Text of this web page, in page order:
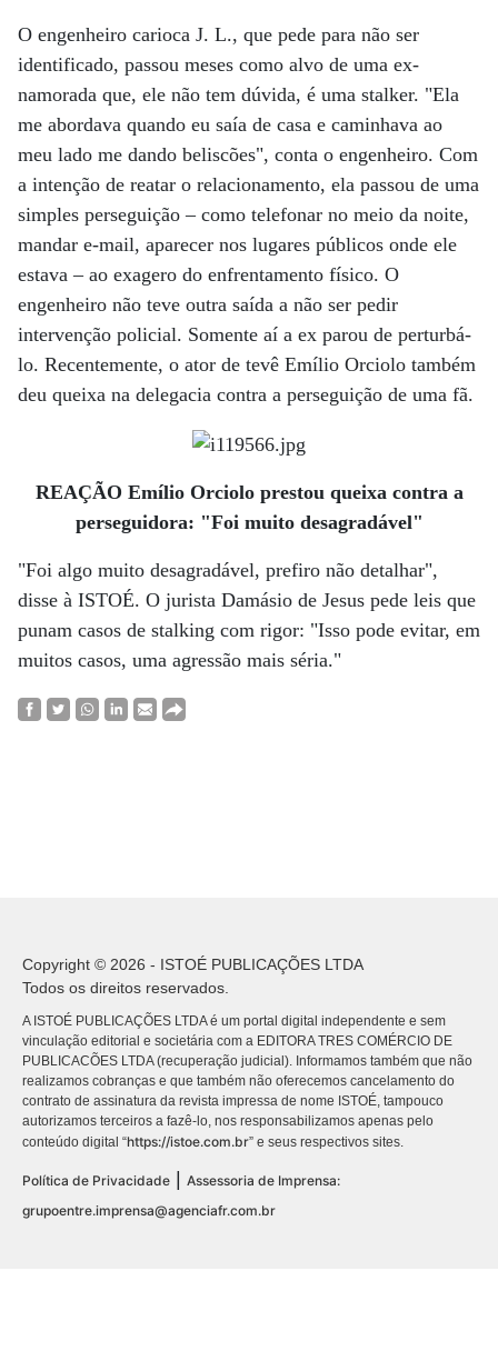
O engenheiro carioca J. L., que pede para não ser
identificado, passou meses como alvo de uma ex-
namorada que, ele não tem dúvida, é uma stalker. "Ela
me abordava quando eu saía de casa e caminhava ao
meu lado me dando beliscões", conta o engenheiro. Com
a intenção de reatar o relacionamento, ela passou de uma
simples perseguição – como telefonar no meio da noite,
mandar e-mail, aparecer nos lugares públicos onde ele
estava – ao exagero do enfrentamento físico. O
engenheiro não teve outra saída a não ser pedir
intervenção policial. Somente aí a ex parou de perturbá-
lo. Recentemente, o ator de tevê Emílio Orciolo também
deu queixa na delegacia contra a perseguição de uma fã.
REAÇÃO Emílio Orciolo prestou queixa contra a
perseguidora: "Foi muito desagradável"
"Foi algo muito desagradável, prefiro não detalhar",
disse à ISTOÉ. O jurista Damásio de Jesus pede leis que
punam casos de stalking com rigor: "Isso pode evitar, em
muitos casos, uma agressão mais séria."
Copyright © 2026 - ISTOÉ PUBLICAÇÕES LTDA
Todos os direitos reservados.
A ISTOÉ PUBLICAÇÕES LTDA é um portal digital independente e sem
vinculação editorial e societária com a EDITORA TRES COMÉRCIO DE
PUBLICACÕES LTDA (recuperação judicial). Informamos também que não
realizamos cobranças e que também não oferecemos cancelamento do
contrato de assinatura da revista impressa de nome ISTOÉ, tampouco
autorizamos terceiros a fazê-lo, nos responsabilizamos apenas pelo
conteúdo digital “https://istoe.com.br” e seus respectivos sites.
Política de Privacidade | Assessoria de Imprensa:
grupoentre.imprensa@agenciafr.com.br